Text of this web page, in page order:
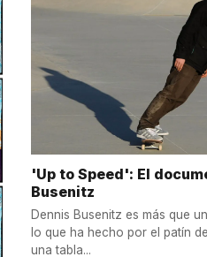
'Up to Speed': El
Busenitz
Dennis Busenitz es más que
lo que ha hecho por el patín
una tabla...